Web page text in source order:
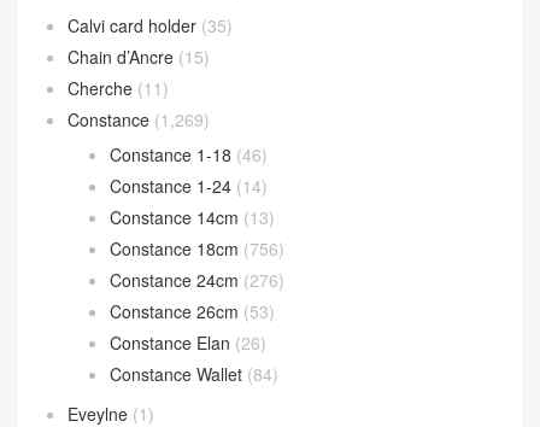
Calvi card holder (35)
Chain d’Ancre (15)
Cherche (11)
Constance (1,269)
Constance 1-18 (46)
Constance 1-24 (14)
Constance 14cm (13)
Constance 18cm (756)
Constance 24cm (276)
Constance 26cm (53)
Constance Elan (26)
Constance Wallet (84)
Eveylne (1)